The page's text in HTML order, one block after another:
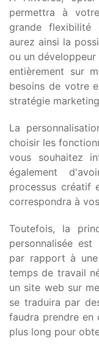
permettra à
grande flexibilité
aurez ainsi la
ou un
entièrement sur
besoins de votre
stratégie
La
choisir les
vous souhaitez
également
processus créatif
correspondra à
Toutefois, la
personnalisée
par rapport à
temps de travail
un site web sur
se traduira par
faudra prendre en
plus long pour